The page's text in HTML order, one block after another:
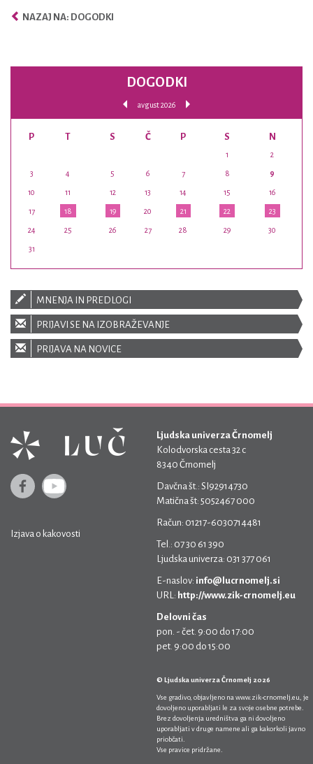
NAZAJ NA: DOGODKI
DOGODKI
avgust 2026
P T S Č P S N
1 2
3 4 5 6 7 8 9
10 11 12 13 14 15 16
17 18 19 20 21 22 23
24 25 26 27 28 29 30
31
MNENJA IN PREDLOGI
PRIJAVI SE NA IZOBRAŽEVANJE
PRIJAVA NA NOVICE
Izjava o kakovosti
Ljudska univerza Črnomelj
Kolodvorska cesta 32 c
8340 Črnomelj
Davčna št.: SI92914730
Matična št: 5052467 000
Račun: 01217-6030714481
Tel.: 07 30 61 390
Ljudska univerza: 031 377 061
E-naslov: info@lucrnomelj.si
URL: http://www.zik-crnomelj.eu
Delovni čas
pon. - čet. 9:00 do 17:00
pet. 9:00 do 15:00
© Ljudska univerza Črnomelj 2026
Vse gradivo, objavljeno na www.zik-crnomelj.eu , je
dovoljeno uporabljati le za svoje osebne potrebe.
Brez dovoljenja uredništva ga ni dovoljeno
uporabljati v druge namene ali ga kakorkoli javno
priobčati.
Vse pravice pridržane.